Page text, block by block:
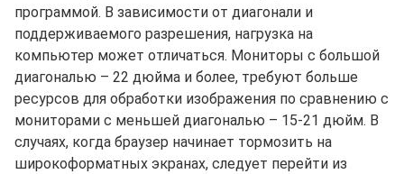
программой. В зависимости от диагонали и
поддерживаемого разрешения, нагрузка на
компьютер может отличаться. Мониторы с большой
диагональю – 22 дюйма и более, требуют больше
ресурсов для обработки изображения по сравнению с
мониторами с меньшей диагональю – 15-21 дюйм. В
случаях, когда браузер начинает тормозить на
широкоформатных экранах, следует перейти из